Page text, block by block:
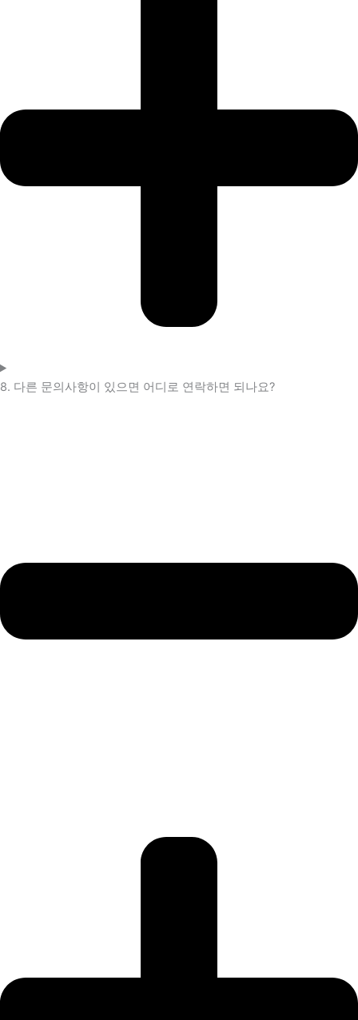
8. 다른 문의사항이 있으면 어디로 연락하면 되나요?